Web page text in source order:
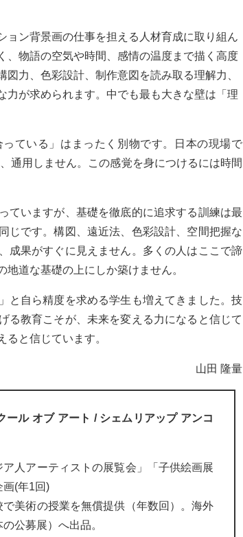
ン背景画の仕事を担える人材育成に取り組ん
、物語の空気や時間、感情の温度まで描く高度
力、色彩設計、制作意図を読み取る理解力、
力が求められます。中でも最も大きな壁は「理
っている」はまったく別物です。日本の現場で
通用しません。この感覚を身につけるには時間
ていますが、基礎を徹底的に追求する訓練は最
じです。構図、遠近法、色彩設計、空間把握な
成果がすぐに見えません。多くの人はここで諦
道な基礎の上にしか築けません。
と自ら精度を求める学生も増えてきました。技
る教育こそが、未来を変える力になると信じて
と信じています。
山田 隆量
ール オブ アート / シェムリアップ アンコ
ア人アーティストの展覧会」「子供絵画展
画(年1回)
で美術の授業を無償提供（年数回）。海外
の公募展）へ出品。